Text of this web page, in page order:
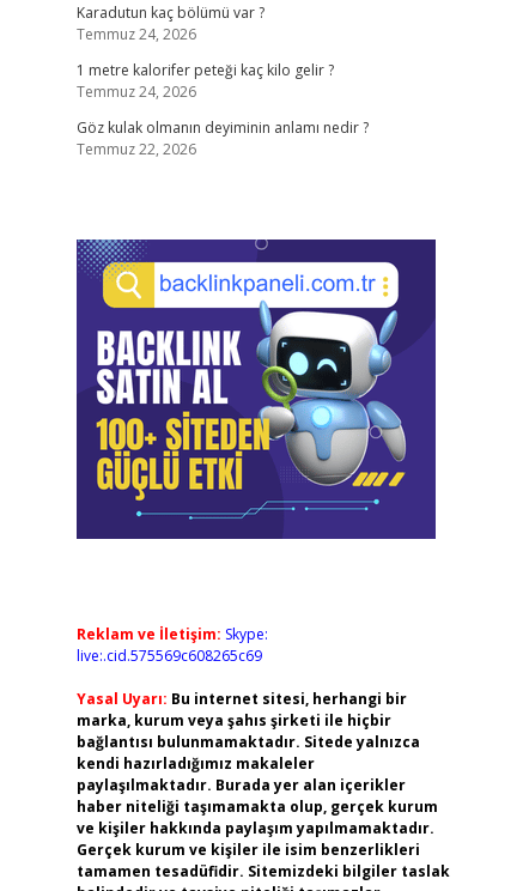
Karadutun kaç bölümü var ?
Temmuz 24, 2026
1 metre kalorifer peteği kaç kilo gelir ?
Temmuz 24, 2026
Göz kulak olmanın deyiminin anlamı nedir ?
Temmuz 22, 2026
Reklam ve İletişim: Skype:
live:.cid.575569c608265c69
Yasal Uyarı: Bu internet sitesi, herhangi bir
marka, kurum veya şahıs şirketi ile hiçbir
bağlantısı bulunmamaktadır. Sitede yalnızca
kendi hazırladığımız makaleler
paylaşılmaktadır. Burada yer alan içerikler
haber niteliği taşımamakta olup, gerçek kurum
ve kişiler hakkında paylaşım yapılmamaktadır.
Gerçek kurum ve kişiler ile isim benzerlikleri
tamamen tesadüfidir. Sitemizdeki bilgiler taslak